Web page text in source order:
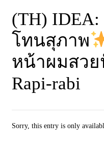
(TH)
โทนสุภาพ
หน้าผมสวย
Rapi-rabi
Sorry, this entry is only